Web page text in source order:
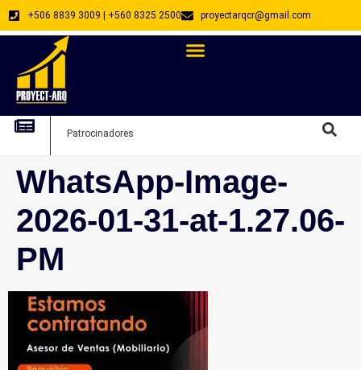
+506 8839 3009 | +560 8325 2500 proyectarqcr@gmail.com
Patrocinadores
WhatsApp-Image-
2026-01-31-at-1.27.06-
PM